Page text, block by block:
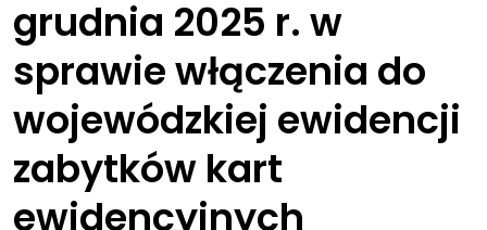
grudnia 2025 r. w
sprawie włączenia do
wojewódzkiej ewidencji
zabytków kart
ewidencyjnych